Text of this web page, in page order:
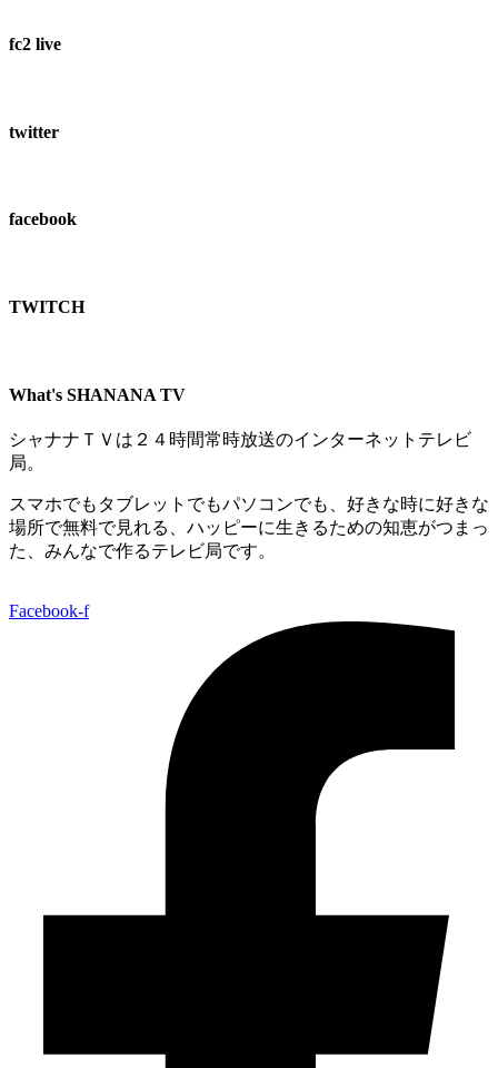
fc2 live
twitter
facebook
TWITCH​
What's SHANANA TV
シャナナＴＶは２４時間常時放送のインターネットテレビ
局。
スマホでもタブレットでもパソコンでも、好きな時に好きな
場所で無料で見れる、 ハッピーに生きるための知恵がつまっ
た、みんなで作るテレビ局です。
Facebook-f